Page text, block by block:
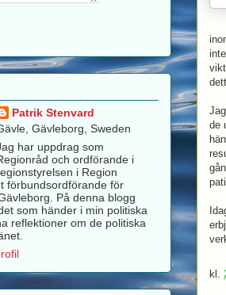
de
kl.
Patrik Stenvard
Gävleborg, Sweden
har uppdrag som
och ordförande i
i Region
förbundsordförande för
På denna blogg
som händer i min politiska
reflektioner om de politiska